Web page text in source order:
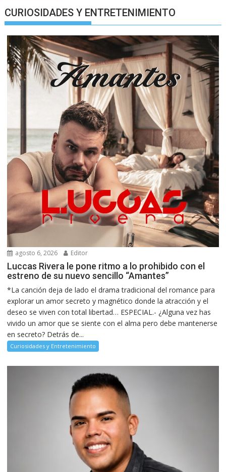
CURIOSIDADES Y ENTRETENIMIENTO
agosto 6, 2026 Editor
Luccas Rivera le pone ritmo a lo prohibido con el
estreno de su nuevo sencillo “Amantes”
*La canción deja de lado el drama tradicional del romance para
explorar un amor secreto y magnético donde la atracción y el
deseo se viven con total libertad… ESPECIAL.- ¿Alguna vez has
vivido un amor que se siente con el alma pero debe mantenerse
en secreto? Detrás de...
Curiosidades y Entretenimiento